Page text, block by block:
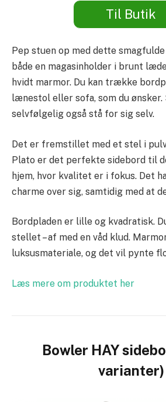
Til Butik
Pep stuen op med dette
både en magasinholder i brunt
hvidt marmor. Du kan trække
lænestol eller sofa, som du ønsker.
selvfølgelig også stå for sig selv.
Det er fremstillet med et stel i
Plato er det perfekte sidebord til
hjem, hvor kvalitet er i fokus. Det
charme over sig, samtidig med at
Bordpladen er lille og kvadratisk.
stellet – af med en våd klud.
luksusmateriale, og det vil pynte
Læs mere om produktet her
Bowler HAY
varianter)